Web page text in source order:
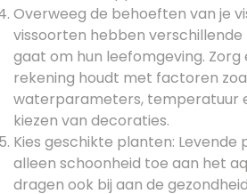
Overweeg de behoeften van je
vissoorten hebben
gaat om hun leefomgeving. Zorg
rekening houdt met factoren
waterparameters, temperatuur
kiezen van decoraties.
Kies geschikte planten:
alleen schoonheid toe aan het
dragen ook bij aan de